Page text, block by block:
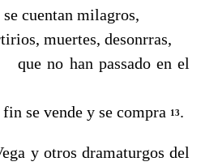
milagros,
desonrras,
passado en el
y se compra 13.
y otros dramaturgos del